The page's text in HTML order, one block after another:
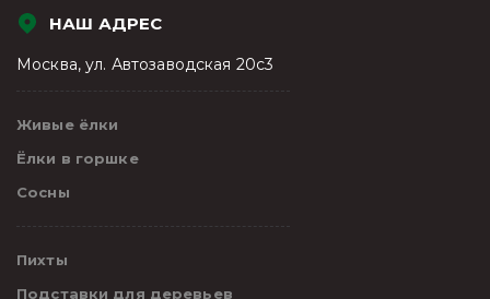
Живые ёлки
Ёлки в горшке
Сосны
Пихты
Подставки для деревьев
НАШ АДРЕС
Москва, ул. Автозаводская 20с3